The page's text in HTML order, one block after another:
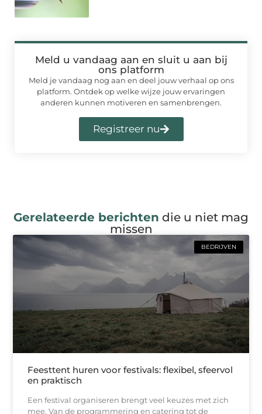
Meld u vandaag aan en sluit u aan bij
ons platform
Meld je vandaag nog aan en deel jouw verhaal op ons
platform. Ontdek op welke wijze jouw ervaringen
anderen kunnen motiveren en samenbrengen.
Registreer nu
Gerelateerde berichten die u niet mag
missen
BEDRIJVEN
Feesttent huren voor festivals: flexibel, sfeervol
en praktisch
Een festival organiseren brengt veel keuzes met zich
mee. Van de programmering en catering tot de